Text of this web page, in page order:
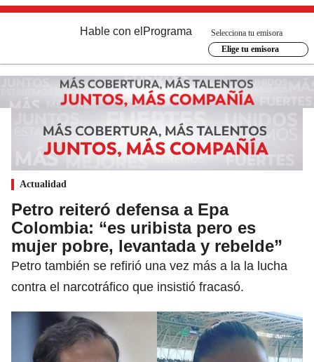
Hable con el Programa
Selecciona tu emisora
Elige tu emisora
Actualidad
Petro reiteró defensa a Epa
Colombia: “es uribista pero es
mujer pobre, levantada y rebelde”
Petro también se refirió una vez más a la la lucha
contra el narcotráfico que insistió fracasó.